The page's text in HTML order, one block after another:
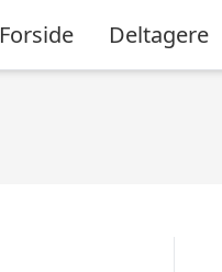
Forside Deltagere